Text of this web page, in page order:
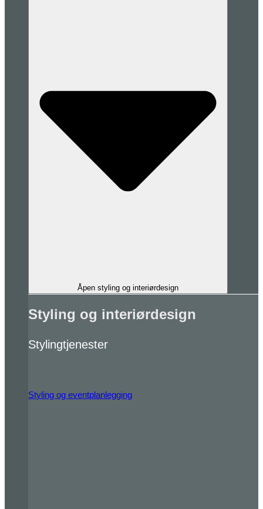
Åpen styling og interiørdesign
Styling og interiørdesign
Stylingtjenester
Styling og eventplanlegging